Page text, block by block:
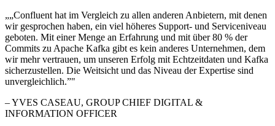
„„Confluent hat im Vergleich zu allen anderen Anbietern, mit denen
wir gesprochen haben, ein viel höheres Support- und Serviceniveau
geboten. Mit einer Menge an Erfahrung und mit über 80 % der
Commits zu Apache Kafka gibt es kein anderes Unternehmen, dem
wir mehr vertrauen, um unseren Erfolg mit Echtzeitdaten und Kafka
sicherzustellen. Die Weitsicht und das Niveau der Expertise sind
unvergleichlich.”"
–YVES CASEAU, GROUP CHIEF DIGITAL &
INFORMATION OFFICER